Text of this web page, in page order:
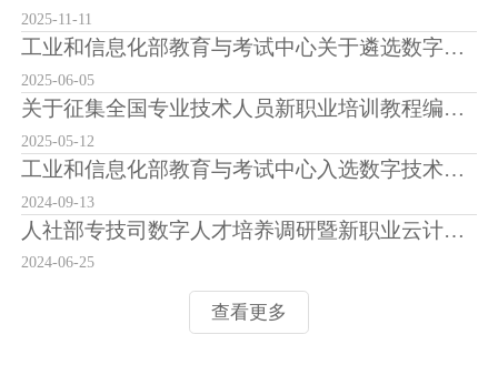
2025-11-11
工业和信息化部教育与考试中心关于遴选数字技术工程师...
2025-06-05
关于征集全国专业技术人员新职业培训教程编审专家（机...
2025-05-12
工业和信息化部教育与考试中心入选数字技术工程师培育...
2024-09-13
人社部专技司数字人才培养调研暨新职业云计算（中级）...
2024-06-25
查看更多